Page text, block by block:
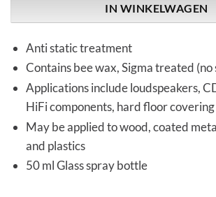
IN WINKELWAGEN
Anti static treatment
Contains bee wax, Sigma treated (no
Applications include loudspeakers,
HiFi components, hard floor covering
May be applied to wood, coated
and plastics
50 ml Glass spray bottle